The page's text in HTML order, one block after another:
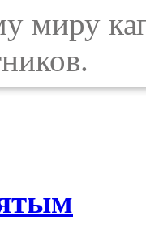
миру